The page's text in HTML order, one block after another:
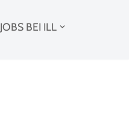
JOBS BEI ILL